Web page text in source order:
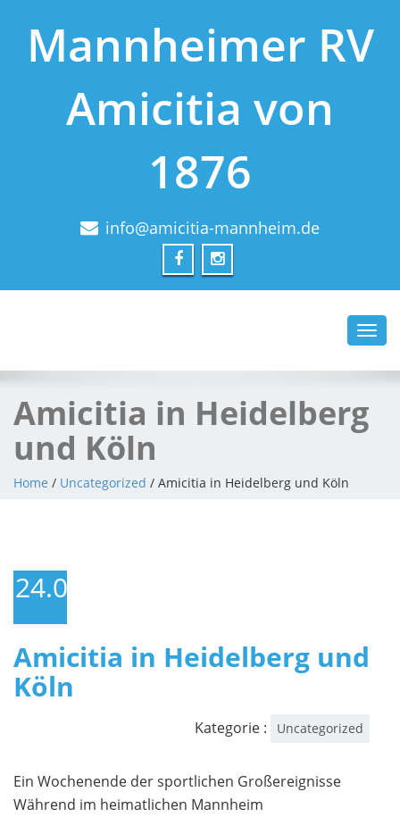
Mannheimer RV
Amicitia von
1876
info@amicitia-mannheim.de
Amicitia in Heidelberg
und Köln
Home / Uncategorized / Amicitia in Heidelberg und Köln
24.05.2011
Amicitia in Heidelberg und
Köln
Kategorie : Uncategorized
Ein Wochenende der sportlichen Großereignisse
Während im heimatlichen Mannheim